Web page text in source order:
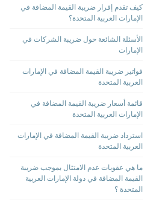
كيف تقدم إقرار ضريبة القيمة المضافة في
الإمارات العربية المتحدة؟
الأسئلة الشائعة حول ضريبة الشركات في
الإمارات
فواتير ضريبة القيمة المضافة في الإمارات
العربية المتحدة
قائمة أسعار ضريبة القيمة المضافة في
الإمارات العربية المتحدة
استرداد ضريبة القيمة المضافة في الإمارات
العربية المتحدة
ما هي عقوبات عدم الامتثال بموجب ضريبة
القيمة المضافة في دولة الإمارات العربية
المتحدة ؟